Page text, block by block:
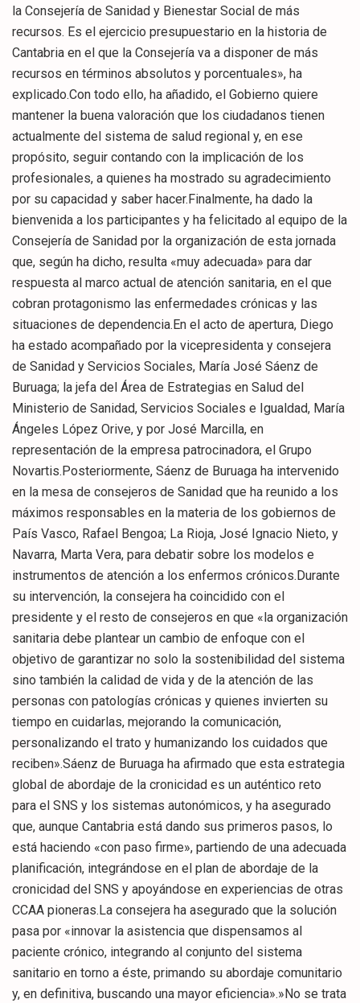
la Consejería de Sanidad y Bienestar Social de más
recursos. Es el ejercicio presupuestario en la historia de
Cantabria en el que la Consejería va a disponer de más
recursos en términos absolutos y porcentuales», ha
explicado.Con todo ello, ha añadido, el Gobierno quiere
mantener la buena valoración que los ciudadanos tienen
actualmente del sistema de salud regional y, en ese
propósito, seguir contando con la implicación de los
profesionales, a quienes ha mostrado su agradecimiento
por su capacidad y saber hacer.Finalmente, ha dado la
bienvenida a los participantes y ha felicitado al equipo de la
Consejería de Sanidad por la organización de esta jornada
que, según ha dicho, resulta «muy adecuada» para dar
respuesta al marco actual de atención sanitaria, en el que
cobran protagonismo las enfermedades crónicas y las
situaciones de dependencia.En el acto de apertura, Diego
ha estado acompañado por la vicepresidenta y consejera
de Sanidad y Servicios Sociales, María José Sáenz de
Buruaga; la jefa del Área de Estrategias en Salud del
Ministerio de Sanidad, Servicios Sociales e Igualdad, María
Ángeles López Orive, y por José Marcilla, en
representación de la empresa patrocinadora, el Grupo
Novartis.Posteriormente, Sáenz de Buruaga ha intervenido
en la mesa de consejeros de Sanidad que ha reunido a los
máximos responsables en la materia de los gobiernos de
País Vasco, Rafael Bengoa; La Rioja, José Ignacio Nieto, y
Navarra, Marta Vera, para debatir sobre los modelos e
instrumentos de atención a los enfermos crónicos.Durante
su intervención, la consejera ha coincidido con el
presidente y el resto de consejeros en que «la organización
sanitaria debe plantear un cambio de enfoque con el
objetivo de garantizar no solo la sostenibilidad del sistema
sino también la calidad de vida y de la atención de las
personas con patologías crónicas y quienes invierten su
tiempo en cuidarlas, mejorando la comunicación,
personalizando el trato y humanizando los cuidados que
reciben».Sáenz de Buruaga ha afirmado que esta estrategia
global de abordaje de la cronicidad es un auténtico reto
para el SNS y los sistemas autonómicos, y ha asegurado
que, aunque Cantabria está dando sus primeros pasos, lo
está haciendo «con paso firme», partiendo de una adecuada
planificación, integrándose en el plan de abordaje de la
cronicidad del SNS y apoyándose en experiencias de otras
CCAA pioneras.La consejera ha asegurado que la solución
pasa por «innovar la asistencia que dispensamos al
paciente crónico, integrando al conjunto del sistema
sanitario en torno a éste, primando su abordaje comunitario
y, en definitiva, buscando una mayor eficiencia».»No se trata